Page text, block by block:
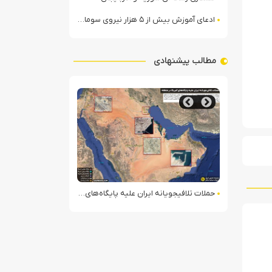
ادعای آموزش بیش از ۵ هزار نیروی سومالیایی با نظارت عربستان
مطالب پیشنهادی
حملات تلافی‎جویانه ایران علیه پایگاه‌های آمریکا در منطقه